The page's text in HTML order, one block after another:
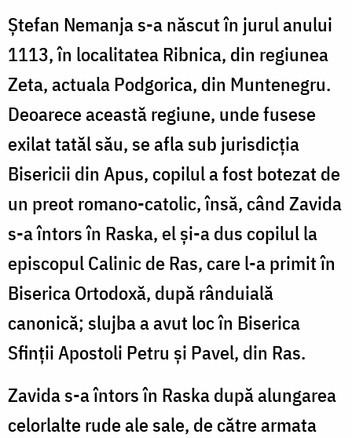
Ștefan Nemanja s-a născut în jurul anului
1113, în localitatea Ribnica, din regiunea
Zeta, actuala Podgorica, din Muntenegru.
Deoarece această regiune, unde fusese
exilat tatăl său, se afla sub jurisdicția
Bisericii din Apus, copilul a fost botezat de
un preot romano-catolic, însă, când Zavida
s-a întors în Raska, el și-a dus copilul la
episcopul Calinic de Ras, care l-a primit în
Biserica Ortodoxă, după rânduială
canonică; slujba a avut loc în Biserica
Sfinții Apostoli Petru și Pavel, din Ras.
Zavida s-a întors în Raska după alungarea
celorlalte rude ale sale, de către armata